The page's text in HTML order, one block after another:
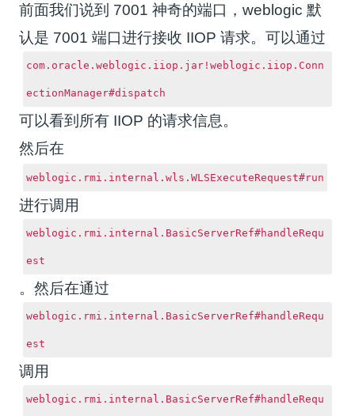
前面我们说到 7001 神奇的端口，weblogic 默
认是 7001 端口进行接收 IIOP 请求。可以通过
com.oracle.weblogic.iiop.jar!weblogic.iiop.Conn
ectionManager#dispatch
可以看到所有 IIOP 的请求信息。
然后在
weblogic.rmi.internal.wls.WLSExecuteRequest#run
进行调用
weblogic.rmi.internal.BasicServerRef#handleRequ
est
。然后在通过
weblogic.rmi.internal.BasicServerRef#handleRequ
est
调用
weblogic.rmi.internal.BasicServerRef#handleRequ